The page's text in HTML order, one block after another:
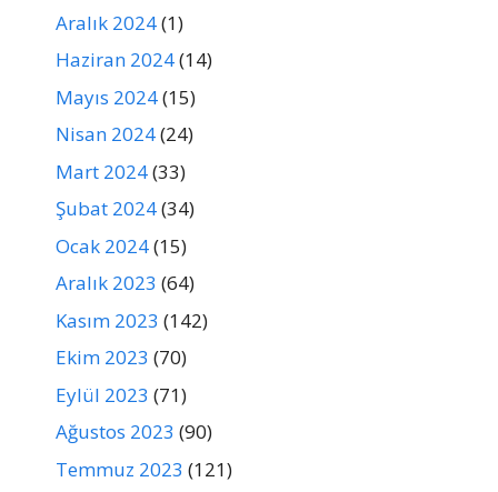
Aralık 2024(1)
Haziran 2024(14)
Mayıs 2024(15)
Nisan 2024(24)
Mart 2024(33)
Şubat 2024(34)
Ocak 2024(15)
Aralık 2023 (64)
Kasım 2023 (142)
Ekim 2023 (70)
Eylül 2023 (71)
Ağustos 2023 (90)
Temmuz 2023 (121)